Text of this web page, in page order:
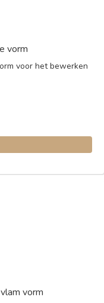
vorm
voor het bewerken
vorm